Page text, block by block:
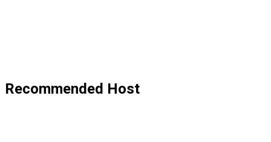
Recommended Host